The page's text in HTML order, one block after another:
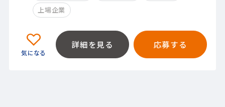
上場企業
詳細を見る 応募する